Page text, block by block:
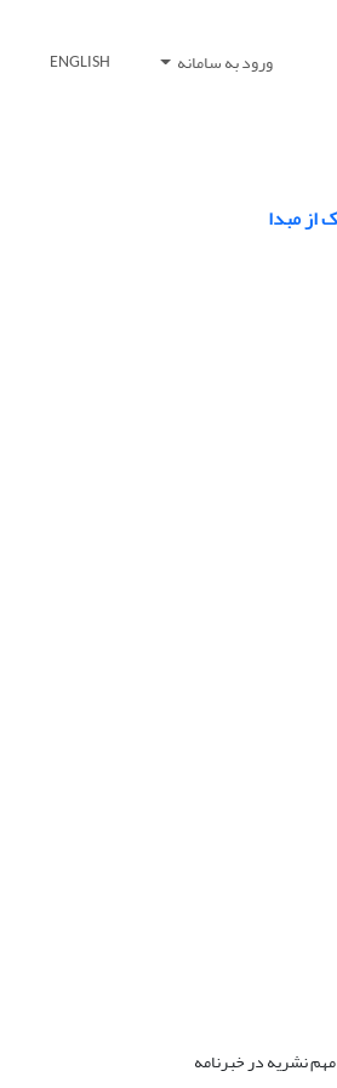
ورود به سامانه ENGLISH
از مبدا
مهم نشریه در خبرنامه